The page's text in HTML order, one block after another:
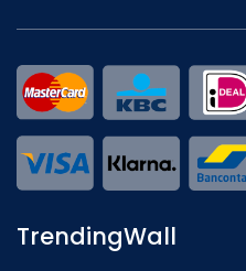
TrendingWall